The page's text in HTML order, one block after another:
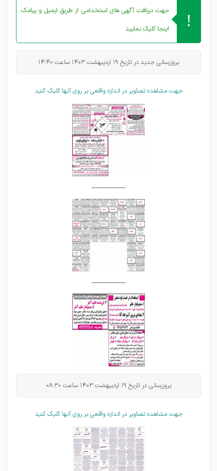
جهت دریافت آگهی های استخدامی از طریق ایمیل و پیامک
اینجا کلیک نمایید
بروزرسانی جدید در تاریخ 19 اردیبهشت 1403 ساعت 14:40
جهت مشاهده تصاویر در اندازه واقعی بر روی آنها کلیک کنید
__________
__________
بروزرسانی در تاریخ 19 اردیبهشت 1403 ساعت 08:30
جهت مشاهده تصاویر در اندازه واقعی بر روی آنها کلیک کنید